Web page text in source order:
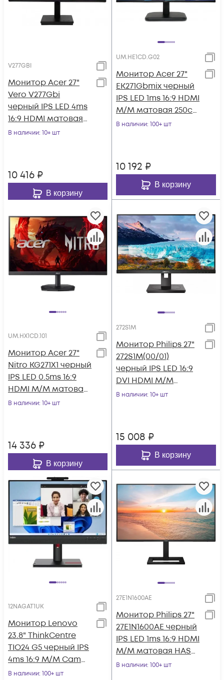
V277GBI
Монитор Acer 27"
Vero V277Gbi
черный IPS LED 4ms
16:9 HDMI матовая
250cd 178гр/178гр
В наличии: 10+ шт
10 416 ₽
В корзину
UM.HE1CD.G02
Монитор Acer 27"
EK271Gbmix черный
IPS LED 1ms 16:9 HDMI
M/M матовая 250cd
178гр/178гр 1920x1080
В наличии: 100+ шт
10 192 ₽
В корзину
UM.HX1CD.101
Монитор Acer 27"
Nitro KG271X1 черный
IPS LED 0.5ms 16:9
HDMI M/M матовая
250cd 178гр/178гр
В наличии: 10+ шт
14 336 ₽
В корзину
272S1M
Монитор Philips 27"
272S1M(00/01)
черный IPS LED 16:9
DVI HDMI M/M
матовая HAS Piv
В наличии: 10+ шт
15 008 ₽
В корзину
12NAGAT1UK
Монитор Lenovo
23.8" ThinkCentre
TIO24 G5 черный IPS
4ms 16:9 M/M Cam
матовая HAS Piv
В наличии: 100+ шт
27E1N1600AE
Монитор Philips 27"
27E1N1600AE черный
IPS LED 1ms 16:9 HDMI
M/M матовая HAS
350cd 178гр/178гр
В наличии: 100+ шт